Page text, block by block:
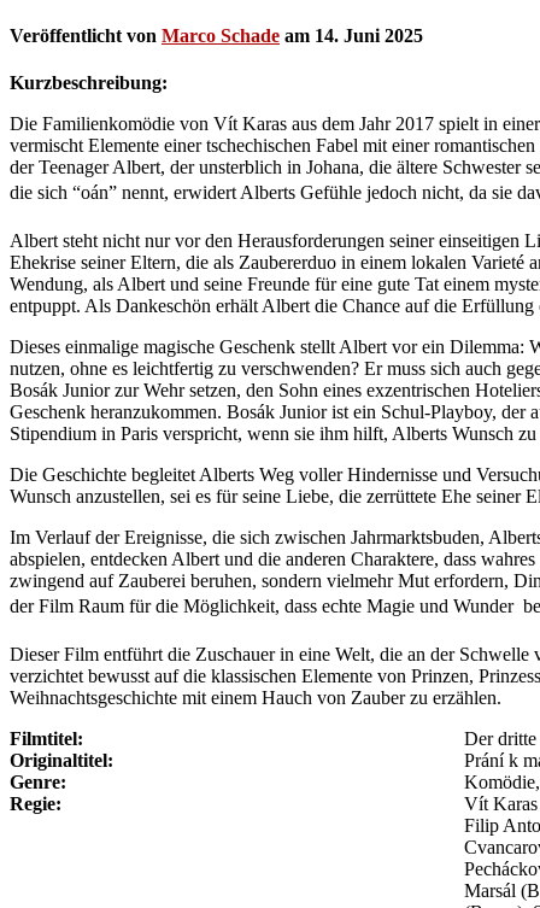
Veröffentlicht von Marco Schade am 14. Juni 2025
Kurzbeschreibung:
Die Familienkomödie von Vít Karas aus dem Jahr 2017 spielt in
vermischt Elemente einer tschechischen Fabel mit einer
der Teenager Albert, der unsterblich in Johana, die ältere Schwester
die sich “oán” nennt, erwidert Alberts Gefühle jedoch nicht, da sie
Albert steht nicht nur vor den Herausforderungen seiner einseitigen
Ehekrise seiner Eltern, die als Zaubererduo in einem lokalen Varieté
Wendung, als Albert und seine Freunde für eine gute Tat einem
entpuppt. Als Dankeschön erhält Albert die Chance auf die Erfüllung
Dieses einmalige magische Geschenk stellt Albert vor ein Dilemma:
nutzen, ohne es leichtfertig zu verschwenden? Er muss sich auch
Bosák Junior zur Wehr setzen, den Sohn eines exzentrischen
Geschenk heranzukommen. Bosák Junior ist ein Schul-Playboy, der
Stipendium in Paris verspricht, wenn sie ihm hilft, Alberts Wunsch
Die Geschichte begleitet Alberts Weg voller Hindernisse und
Wunsch anzustellen, sei es für seine Liebe, die zerrüttete Ehe seiner
Im Verlauf der Ereignisse, die sich zwischen Jahrmarktsbuden,
abspielen, entdecken Albert und die anderen Charaktere, dass
zwingend auf Zauberei beruhen, sondern vielmehr Mut erfordern,
der Film Raum für die Möglichkeit, dass echte Magie und Wunder 
Dieser Film entführt die Zuschauer in eine Welt, die an der Schwelle
verzichtet bewusst auf die klassischen Elemente von Prinzen,
Weihnachtsgeschichte mit einem Hauch von Zauber zu erzählen.
Filmtitel:
Der dritte
Originaltitel:
Prání k
Genre:
Regie:
Vít Karas
Filip
Marsál